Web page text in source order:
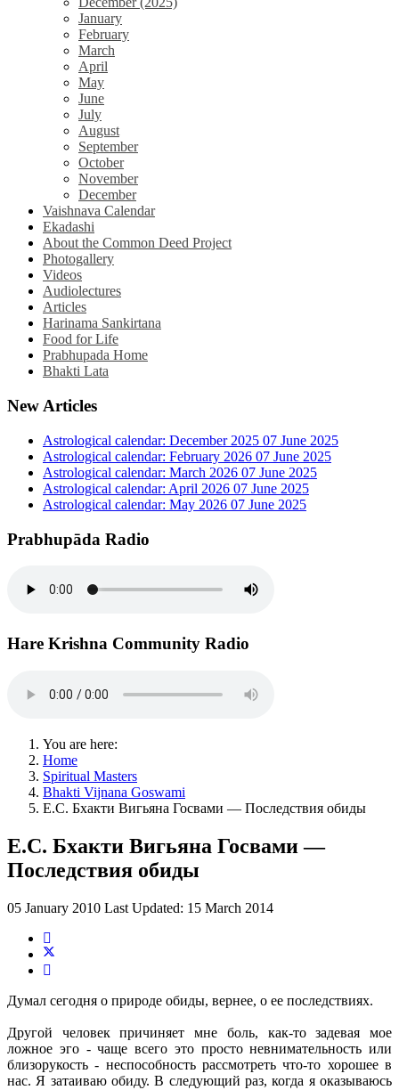
January
February
March
April
May
June
July
August
September
October
November
December
Vaishnava Calendar
Ekadashi
About the Common Deed Project
Photogallery
Videos
Audiolectures
Articles
Harinama Sankirtana
Food for Life
Prabhupada Home
Bhakti Lata
New Articles
Astrological calendar: December 2025 07 June 2025
Astrological calendar: February 2026 07 June 2025
Astrological calendar: March 2026 07 June 2025
Astrological calendar: April 2026 07 June 2025
Astrological calendar: May 2026 07 June 2025
Prabhupāda Radio
Hare Krishna Community Radio
You are here:
Home
Spiritual Masters
Bhakti Vijnana Goswami
Е.С. Бхакти Вигьяна Госвами — Последствия обиды
Е.С. Бхакти Вигьяна Госвами —
Последствия обиды
05 January 2010 Last Updated: 15 March 2014
Думал сегодня о природе обиды, вернее, о ее последствиях.
Другой человек причиняет мне боль, как-то задевая мое
ложное эго - чаще всего это просто невнимательность или
близорукость - неспособность рассмотреть что-то хорошее в
нас. Я затаиваю обиду. В следующий раз, когда я оказываюсь